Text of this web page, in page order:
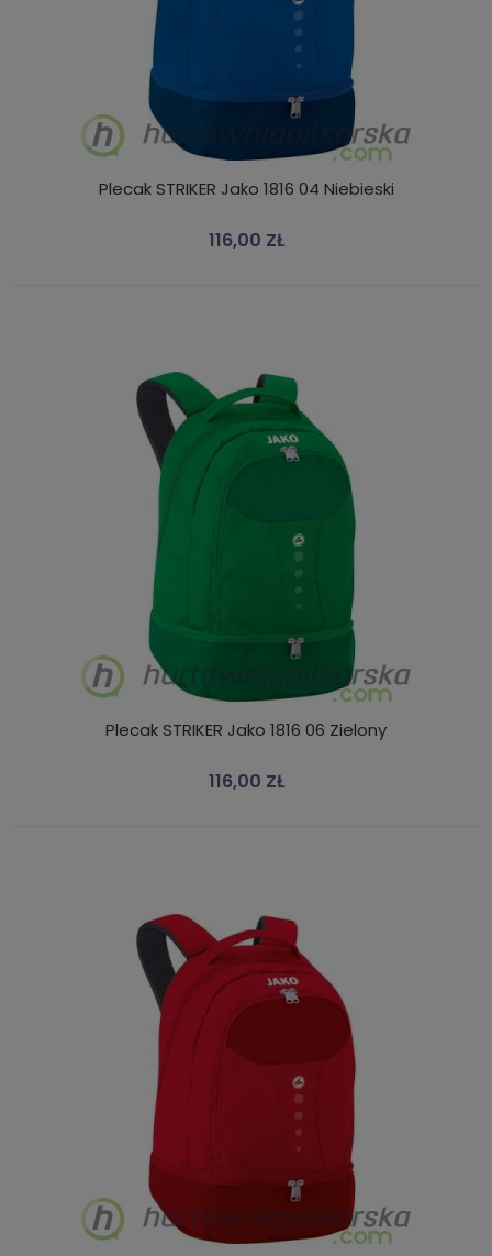
Plecak STRIKER Jako 1816 04 Niebieski
116,00 ZŁ
Plecak STRIKER Jako 1816 06 Zielony
116,00 ZŁ